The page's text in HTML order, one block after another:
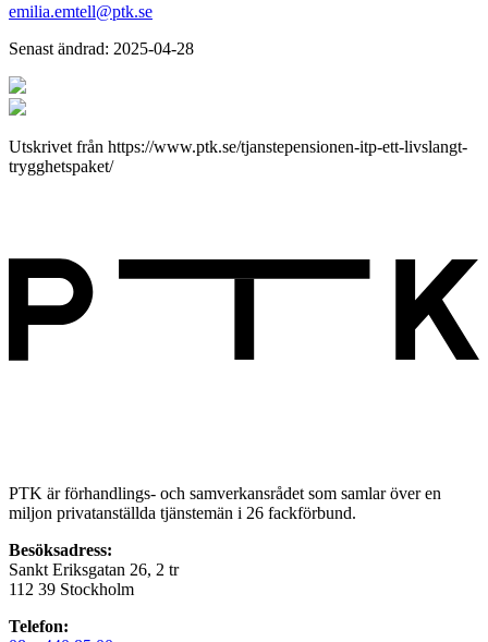
emilia.emtell@ptk.se
Senast ändrad: 2025-04-28
Utskrivet från https://www.ptk.se/tjanstepensionen-itp-ett-livslangt-
trygghetspaket/
PTK är förhandlings- och samverkansrådet som samlar över en
miljon privatanställda tjänstemän i 26 fackförbund.
Besöksadress:
Sankt Eriksgatan 26, 2 tr
112 39 Stockholm
Telefon: